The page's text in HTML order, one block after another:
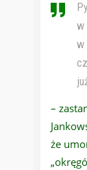
w
w
–
że